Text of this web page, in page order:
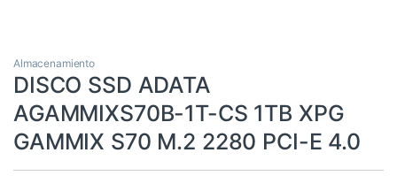
Almacenamiento
DISCO SSD ADATA
AGAMMIXS70B-1T-CS 1TB XPG
GAMMIX S70 M.2 2280 PCI-E 4.0